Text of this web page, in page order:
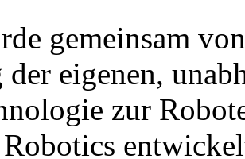
gemeinsam
der eigenen,
zur